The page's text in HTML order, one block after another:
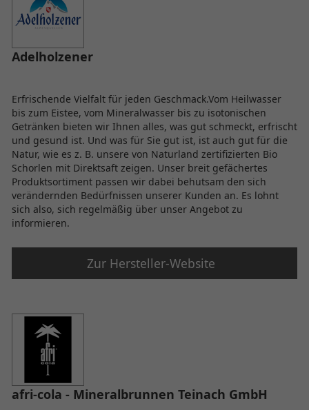
Adelholzener
Erfrischende Vielfalt für jeden Geschmack.Vom Heilwasser
bis zum Eistee, vom Mineralwasser bis zu isotonischen
Getränken bieten wir Ihnen alles, was gut schmeckt, erfrischt
und gesund ist. Und was für Sie gut ist, ist auch gut für die
Natur, wie es z. B. unsere von Naturland zertifizierten Bio
Schorlen mit Direktsaft zeigen. Unser breit gefächertes
Produktsortiment passen wir dabei behutsam den sich
verändernden Bedürfnissen unserer Kunden an. Es lohnt
sich also, sich regelmäßig über unser Angebot zu
informieren.
Zur Hersteller-Website
afri-cola - Mineralbrunnen Teinach GmbH